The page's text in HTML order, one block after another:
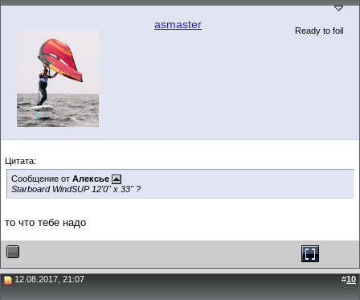
asmaster Ready to foil
Цитата:
Сообщение от Алексье
Starboard WindSUP 12'0" x 33" ?
то что тебе надо
12.08.2017, 21:07 #10